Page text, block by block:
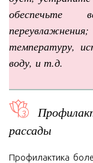
обеспечьте
температуру,
воду, и т.д.
рассады
Профилактика